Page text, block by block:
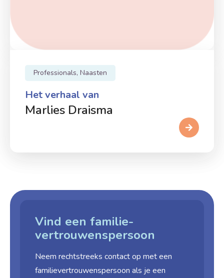
Professionals, Naasten
Het verhaal van
Marlies Draisma
Vind een familie­
vertrouwens­persoon
Neem rechtstreeks contact op met een
familie­vertrouwens­persoon als je een